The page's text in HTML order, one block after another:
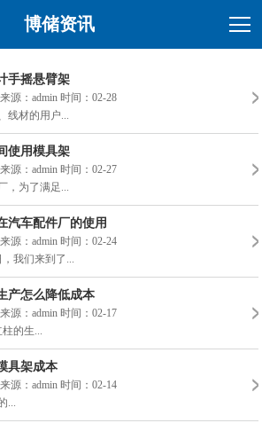
博储资讯
手摇悬臂架
源：admin 时间：02-28
线材的用户...
使用模具架
源：admin 时间：02-27
，为了满足...
汽车配件厂的使用
源：admin 时间：02-24
，我们来到了...
产怎么降低成本
源：admin 时间：02-17
的生...
具架成本
源：admin 时间：02-14
...